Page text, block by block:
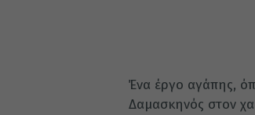
Ένα έργο αγάπης,
Δαμασκηνός στον